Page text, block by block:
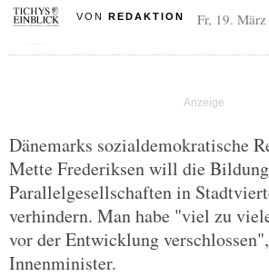
VON REDAKTION Fr, 19. März
Dänemarks sozialdemokratische
Mette Frederiksen will die
Parallelgesellschaften in
verhindern. Man habe "viel zu
vor der Entwicklung
Innenminister.